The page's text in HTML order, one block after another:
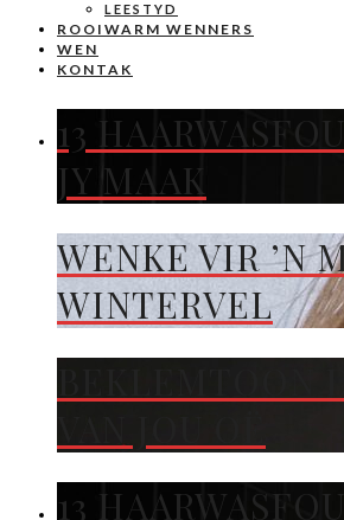
LEESTYD
ROOIWARM WENNERS
WEN
KONTAK
13
JY MAAK
WENKE VIR ’N
WINTERVEL
13